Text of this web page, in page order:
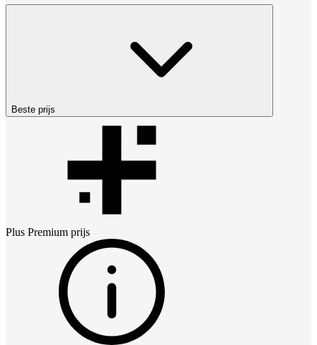
Beste prijs
Plus Premium prijs